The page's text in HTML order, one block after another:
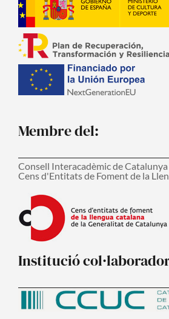
Membre del:
Consell Interacadèmic de Catalunya
Cens d'Entitats de Foment de la
Institució